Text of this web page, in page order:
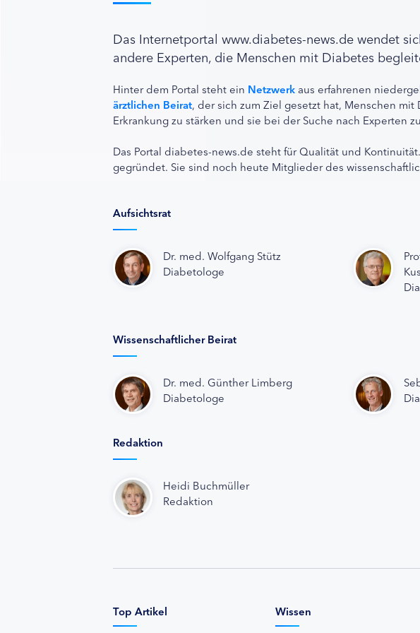
Das Internetportal www.diabetes-news.de wendet
andere Experten, die Menschen mit Diabetes
Hinter dem Portal steht ein Netzwerk aus erfahrenen
ärztlichen Beirat, der sich zum Ziel gesetzt hat, Menschen
Erkrankung zu stärken und sie bei der Suche nach Experten
Das Portal diabetes-news.de steht für Qualität und
gegründet. Sie sind noch heute Mitglieder des
Aufsichtsrat
Dr. med. Wolfgang Stütz
Diabetologe
Wissenschaftlicher Beirat
Dr. med. Günther Limberg
Diabetologe
Redaktion
Heidi Buchmüller
Redaktion
Top Artikel Wissen